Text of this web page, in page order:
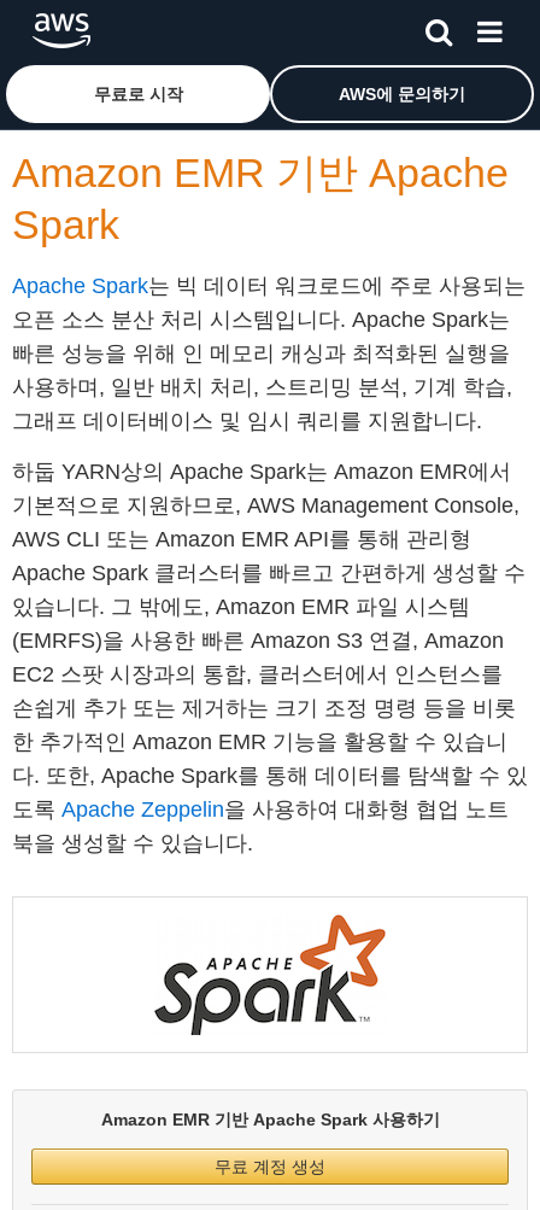
메인 콘텐츠로 건너뛰기Amazon Web Services 홈 페이지로 돌아가려면 여기를 클
무료로 시작 AWS에 문의하기
Amazon EMR 기반 Apache
Spark
Apache Spark는 빅 데이터 워크로드에 주로 사용되는
오픈 소스 분산 처리 시스템입니다. Apache Spark는
빠른 성능을 위해 인 메모리 캐싱과 최적화된 실행을
사용하며, 일반 배치 처리, 스트리밍 분석, 기계 학습,
그래프 데이터베이스 및 임시 쿼리를 지원합니다.
하둡 YARN상의 Apache Spark는 Amazon EMR에서
기본적으로 지원하므로, AWS Management Console,
AWS CLI 또는 Amazon EMR API를 통해 관리형
Apache Spark 클러스터를 빠르고 간편하게 생성할 수
있습니다. 그 밖에도, Amazon EMR 파일 시스템
(EMRFS)을 사용한 빠른 Amazon S3 연결, Amazon
EC2 스팟 시장과의 통합, 클러스터에서 인스턴스를
손쉽게 추가 또는 제거하는 크기 조정 명령 등을 비롯
한 추가적인 Amazon EMR 기능을 활용할 수 있습니
다. 또한, Apache Spark를 통해 데이터를 탐색할 수 있
도록 Apache Zeppelin을 사용하여 대화형 협업 노트
북을 생성할 수 있습니다.
Amazon EMR 기반 Apache Spark 사용하기
무료 계정 생성